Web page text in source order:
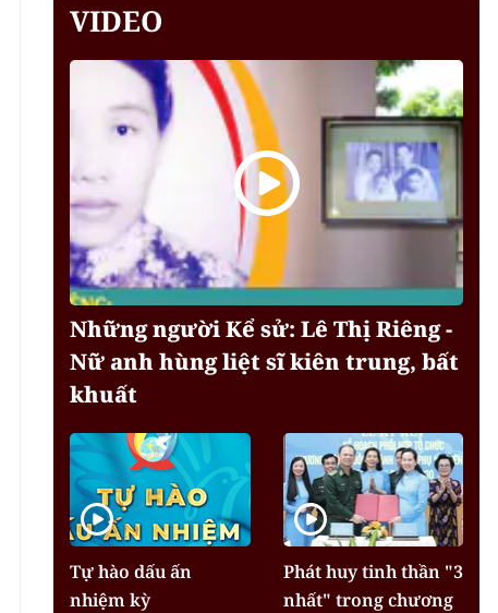
VIDEO
Những người Kể sử: Lê Thị Riêng -
Nữ anh hùng liệt sĩ kiên trung, bất
khuất
Tự hào dấu ấn
nhiệm kỳ
Phát huy tinh thần "3
nhất" trong chương